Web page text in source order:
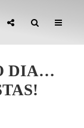
DIA…